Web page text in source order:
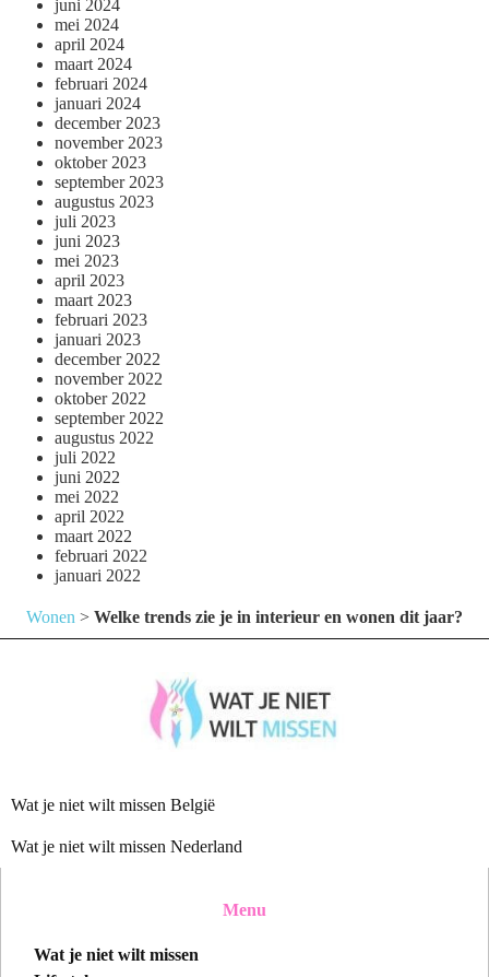
juni 2024
mei 2024
april 2024
maart 2024
februari 2024
januari 2024
december 2023
november 2023
oktober 2023
september 2023
augustus 2023
juli 2023
juni 2023
mei 2023
april 2023
maart 2023
februari 2023
januari 2023
december 2022
november 2022
oktober 2022
september 2022
augustus 2022
juli 2022
juni 2022
mei 2022
april 2022
maart 2022
februari 2022
januari 2022
Wonen > Welke trends zie je in interieur en wonen dit jaar?
Wat je niet wilt missen België
Wat je niet wilt missen Nederland
Menu
Wat je niet wilt missen